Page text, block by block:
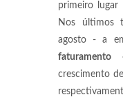
primeiro lugar
Nos últimos
agosto - a
faturamento
crescimento